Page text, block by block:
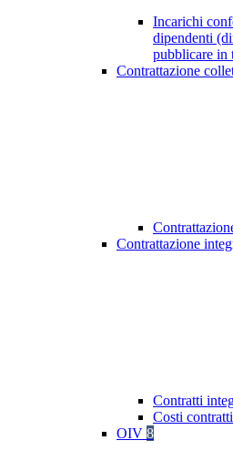
Incarichi
dipendenti
pubblicare in
Contrattazione
Contrattazione
Contratti
Costi
OIV 8